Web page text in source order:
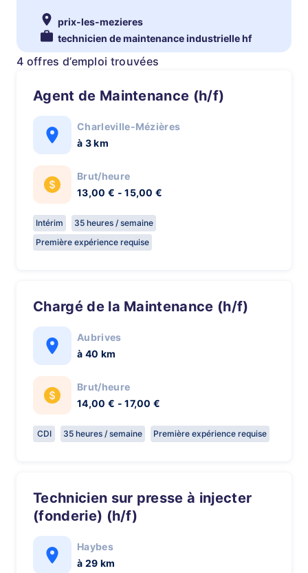
prix-les-mezieres
technicien de maintenance industrielle hf
4 offres d’emploi trouvées
Agent de Maintenance (h/f)
Charleville-Mézières
à 3 km
Brut/heure
13,00 € - 15,00 €
Intérim
35 heures / semaine
Première expérience requise
Chargé de la Maintenance (h/f)
Aubrives
à 40 km
Brut/heure
14,00 € - 17,00 €
CDI 35 heures / semaine Première expérience requise
Technicien sur presse à injecter
(fonderie) (h/f)
Haybes
à 29 km